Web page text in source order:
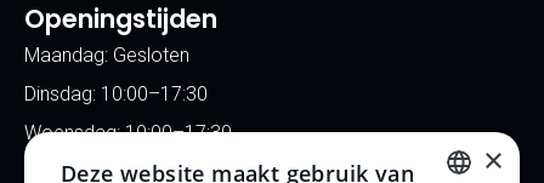
Openingstijden
Maandag: Gesloten
Dinsdag: 10:00–17:30
Woensdag: 10:00–17:30
Donderdag: 10:00–17:30
×
Deze website maakt gebruik van